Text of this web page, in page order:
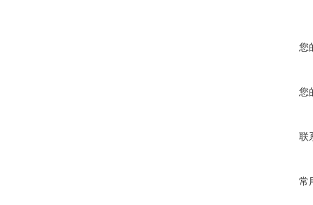
您
您
联
常